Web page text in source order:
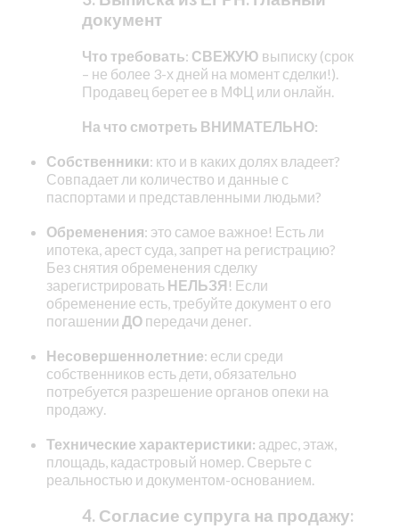
документ
Что требовать: СВЕЖУЮ выписку (срок
– не более 3-х дней на момент сделки!).
Продавец берет ее в МФЦ или онлайн.
На что смотреть ВНИМАТЕЛЬНО:
Собственники: кто и в каких долях владеет?
Совпадает ли количество и данные с
паспортами и представленными людьми?
Обременения: это самое важное! Есть ли
ипотека, арест суда, запрет на регистрацию?
Без снятия обременения сделку
зарегистрировать НЕЛЬЗЯ ! Если
обременение есть, требуйте документ о его
погашении ДОпередачи денег.
Несовершеннолетние: если среди
собственников есть дети, обязательно
потребуется разрешение органов опеки на
продажу.
Технические характеристики: адрес, этаж,
площадь, кадастровый номер. Сверьте с
реальностью и документом-основанием.
4. Согласие супруга на продажу: